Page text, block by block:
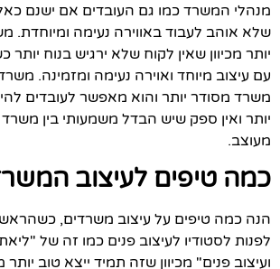
מנהלי המשרד כמו גם העובדים אם ישנם כאלו
שלא אוהב לעבוד באווירה נעימה ומיוחדת.
יותר מכיוון שאין לקוח שלא ירגיש בנוח יותר
עם עיצוב מיוחד ואוירה נעימה ומזמינה.
משרד מסודר יותר והוא מאפשר לעובדים
יותר ואין ספק שיש הבדל משמעותי בין
מעוצב.
כמה טיפים לעיצוב
הנה כמה טיפים על עיצוב משרדים,
לפנות לסטודיו לעיצוב פנים כמו זה של
ועיצוב פנים" מכיוון שזה תמיד ייצא טוב